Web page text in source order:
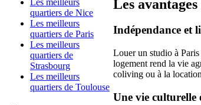
Les meilleurs
quartiers de Nice
Les meilleurs
quartiers de Paris
Les meilleurs
quartiers de
Strasbourg
Les meilleurs
quartiers de Toulouse
Les
Indépendance et
Louer un studio à
logement rend la vie
coliving ou à la
Une vie culturelle